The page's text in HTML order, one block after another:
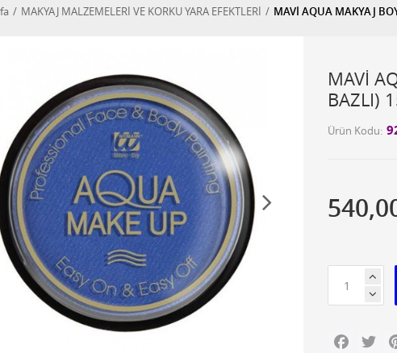
MAKYAJ MALZEMELERİ VE KORKU YARA EFEKTLERİ MAVİ AQUA MAKYAJ
MAVİ
BAZLI)
Ürün Kodu